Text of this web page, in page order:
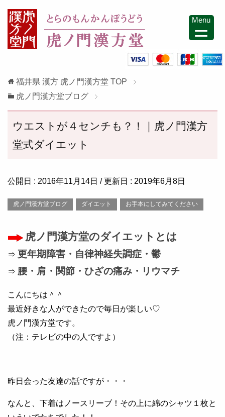
福井県 漢方 虎ノ門漢方堂 TOP
虎ノ門漢方堂ブログ
ウエストが４センチも？！｜虎ノ門漢方
堂式ダイエット
公開日 : 2016年11月14日 / 更新日 : 2019年6月8日
虎ノ門漢方堂ブログ ダイエット お手本にしてみてください
虎ノ門漢方堂のダイエットとは
⇒ 更年期障害・自律神経失調症・鬱
⇒ 腰・肩・関節・ひざの痛み・リウマチ
こんにちは＾＾
最近好きな人ができたので毎日が楽しい♡
虎ノ門漢方堂です。
（注：テレビの中の人ですよ）
昨日会った友達の話ですが・・・
なんと、下着はノースリーブ！その上に綿のシャツ１枚と
Menu